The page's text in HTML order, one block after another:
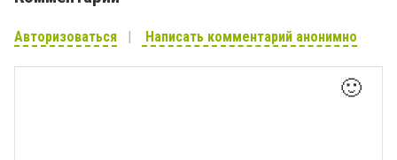
Авторизоваться Написать комментарий анонимно
🙂